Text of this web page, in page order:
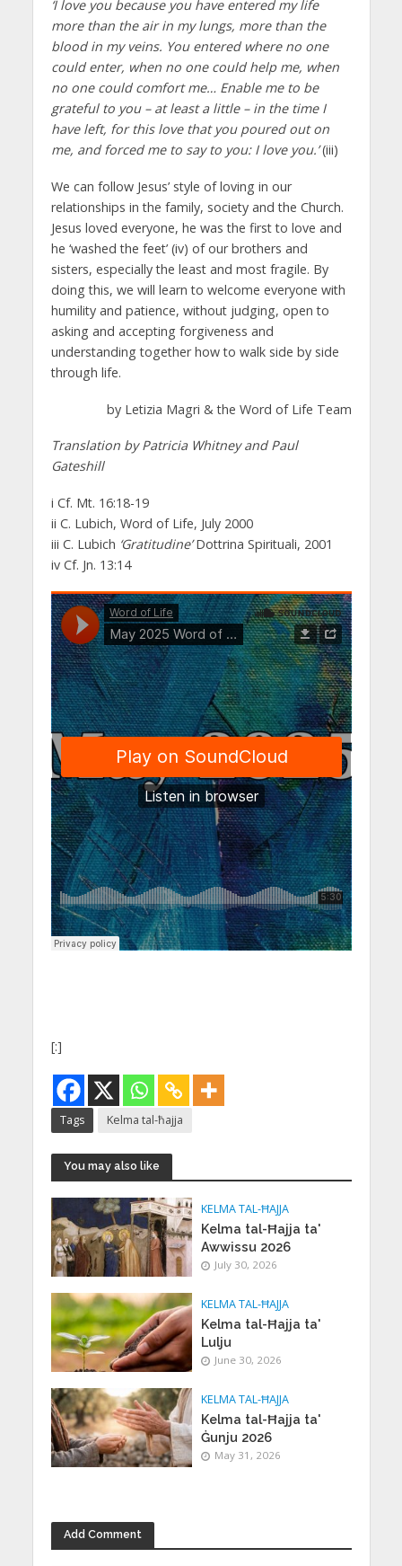
‘I love you because you have entered my life
more than the air in my lungs, more than the
blood in my veins. You entered where no one
could enter, when no one could help me, when
no one could comfort me… Enable me to be
grateful to you – at least a little – in the time I
have left, for this love that you poured out on
me, and forced me to say to you: I love you.’(iii)
We can follow Jesus’ style of loving in our
relationships in the family, society and the Church.
Jesus loved everyone, he was the first to love and
he ‘washed the feet’ (iv) of our brothers and
sisters, especially the least and most fragile. By
doing this, we will learn to welcome everyone with
humility and patience, without judging, open to
asking and accepting forgiveness and
understanding together how to walk side by side
through life.
by Letizia Magri & the Word of Life Team
Translation by Patricia Whitney and Paul
Gateshill
i Cf. Mt. 16:18-19
ii C. Lubich, Word of Life, July 2000
iii C. Lubich ‘Gratitudine’Dottrina Spirituali, 2001
iv Cf. Jn. 13:14
[:]
Tags Kelma tal-ħajja
You may also like
KELMA TAL-ĦAJJA
Kelma tal-Ħajja ta'
Awwissu 2026
July 30, 2026
KELMA TAL-ĦAJJA
Kelma tal-Ħajja ta'
Lulju
June 30, 2026
KELMA TAL-ĦAJJA
Kelma tal-Ħajja ta'
Ġunju 2026
May 31, 2026
Add Comment